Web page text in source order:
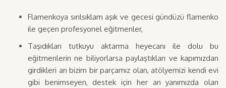
Flamenkoya sırılsıklam aşık ve gecesi gündüzü flamenko
ile geçen profesyonel eğitmenler,
Taşıdıkları tutkuyu aktarma heyecanı ile dolu bu
eğitmenlerin ne biliyorlarsa paylaştıkları ve kapımızdan
girdikleri an bizim bir parçamız olan, atölyemizi kendi evi
gibi benimseyen, destek için her an yanımızda olan